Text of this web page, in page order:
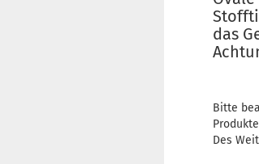
das
Bitte
Des